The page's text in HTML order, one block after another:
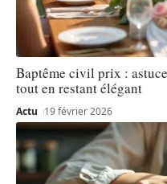
Baptême civil prix :
tout en restant élégant
Actu 19 février 2026